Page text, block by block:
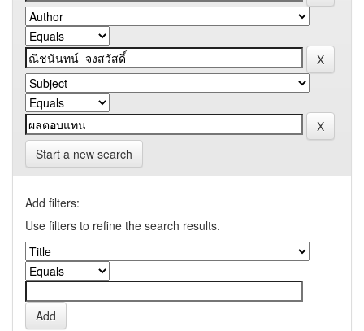
Start a new search
Add filters:
Use filters to refine the search results.